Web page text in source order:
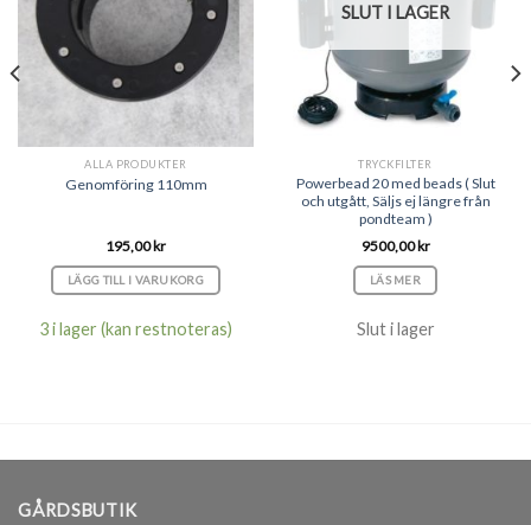
ALLA PRODUKTER
Genomföring 110mm
195,00kr
LÄGG TILL I VARUKORG
3 i lager (kan restnoteras)
SLUT I LAGER
TRYCKFILTER
Powerbead 20 med beads ( Slut
och utgått, Säljs ej längre från
pondteam )
9500,00kr
LÄS MER
Slut i lager
GÅRDSBUTIK